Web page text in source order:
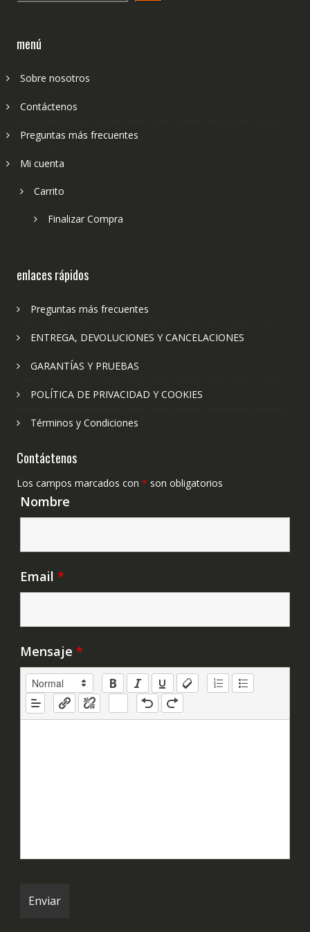
menú
Sobre nosotros
Contáctenos
Preguntas más frecuentes
Mi cuenta
Carrito
Finalizar Compra
enlaces rápidos
Preguntas más frecuentes
ENTREGA, DEVOLUCIONES Y CANCELACIONES
GARANTÍAS Y PRUEBAS
POLÍTICA DE PRIVACIDAD Y COOKIES
Términos y Condiciones
Contáctenos
Los campos marcados con * son obligatorios
Nombre
Email *
Mensaje *